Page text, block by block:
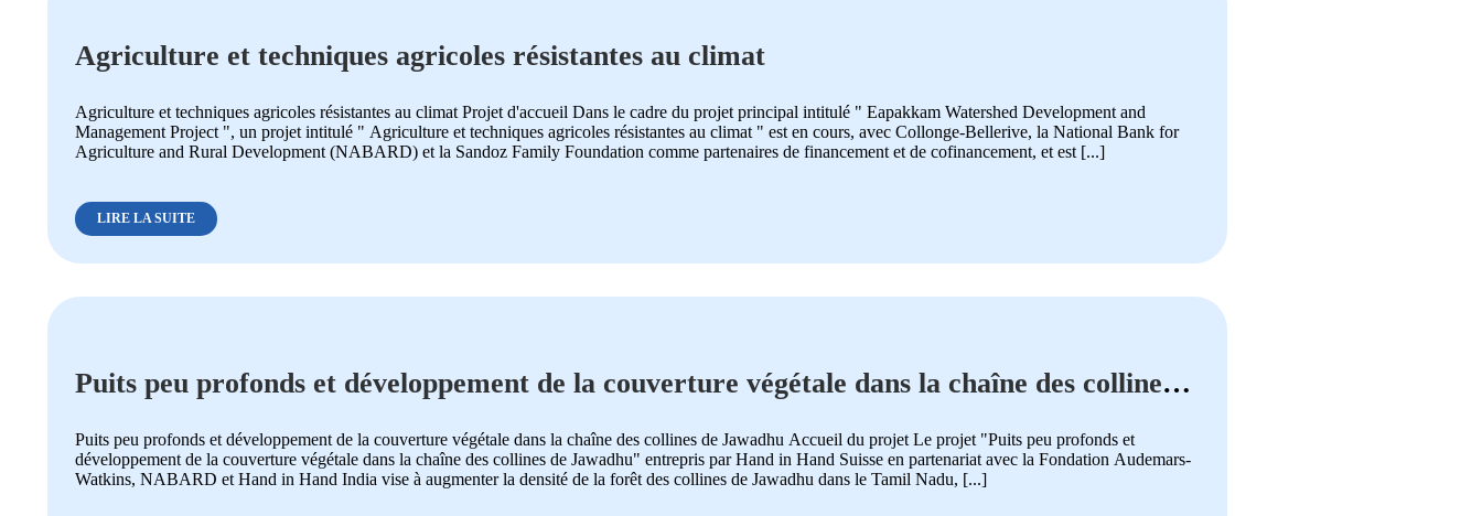
Agriculture et techniques agricoles résistantes au climat
Agriculture et techniques agricoles résistantes au climat Projet d'accueil Dans le cadre du projet principal intitulé " Eapakkam Watershed Development and
Management Project ", un projet intitulé " Agriculture et techniques agricoles résistantes au climat " est en cours, avec Collonge-Bellerive, la National Bank for
Agriculture and Rural Development (NABARD) et la Sandoz Family Foundation comme partenaires de financement et de cofinancement, et est [...]
LIRE LA SUITE
Puits peu profonds et développement de la couverture végétale dans la chaîne des collines
Puits peu profonds et développement de la couverture végétale dans la chaîne des collines de Jawadhu Accueil du projet Le projet "Puits peu profonds et
développement de la couverture végétale dans la chaîne des collines de Jawadhu" entrepris par Hand in Hand Suisse en partenariat avec la Fondation Audemars-
Watkins, NABARD et Hand in Hand India vise à augmenter la densité de la forêt des collines de Jawadhu dans le Tamil Nadu, [...]